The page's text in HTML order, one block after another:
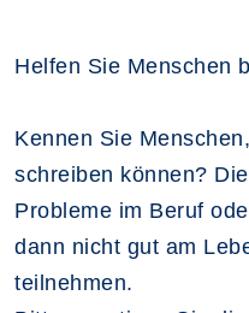
Helfen Sie Menschen
Kennen Sie
schreiben können?
Probleme im Beruf
dann nicht gut am
teilnehmen.